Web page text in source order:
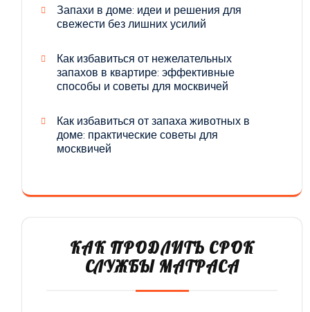
Запахи в доме: идеи и решения для
свежести без лишних усилий
Как избавиться от нежелательных
запахов в квартире: эффективные
способы и советы для москвичей
Как избавиться от запаха животных в
доме: практические советы для
москвичей
КАК ПРОДЛИТЬ СРОК
СЛУЖБЫ МАТРАСА